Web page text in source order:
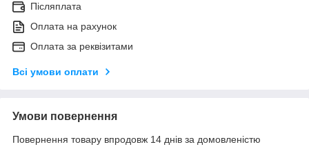
Післяплата
Оплата на рахунок
Оплата за реквізитами
Всі умови оплати
Умови повернення
Повернення товару впродовж 14 днів за домовленістю